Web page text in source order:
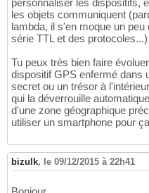
personnaliser les dispositifs,
les objets communiquent
lambda, il s'en moque un
série TTL et des protocoles...)
Tu peux très bien faire
dispositif GPS enfermé dans
secret ou un trésor à
qui la déverrouille
d'une zone géographique
utiliser un smartphone pour ça
bizulk, le 09/12/2015 à 22h41